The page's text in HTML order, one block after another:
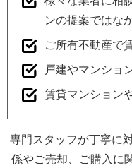
ンの提案ではな
ご所有不動産で
戸建やマンショ
賃貸マンション
専門スタッフが丁寧に
係やご売却、ご購入に